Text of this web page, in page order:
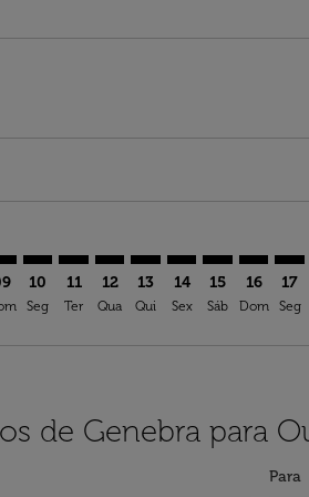
10
Seg
11
Ter
12
Qua
13
Qui
14
Sex
15
Sáb
16
Dom
17
Seg
de Genebra para
Para